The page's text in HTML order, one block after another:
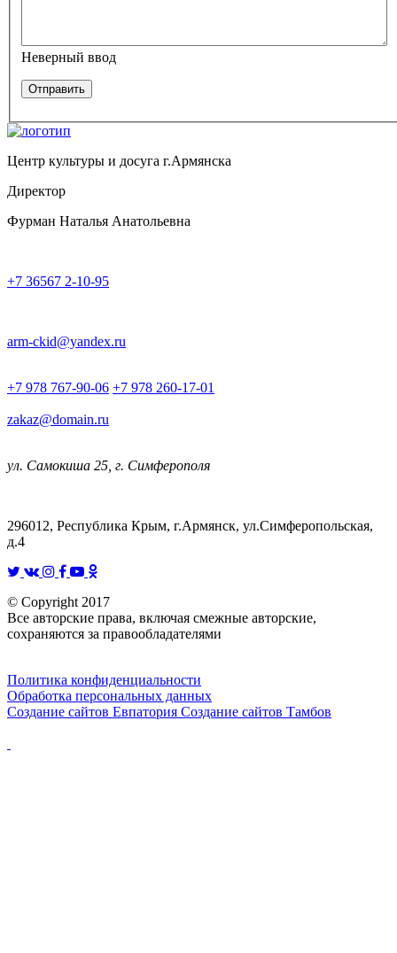
Неверный ввод
Центр культуры и досуга г.Армянска
Директор
Фурман Наталья Анатольевна
+7 36567 2-10-95
arm-ckid@yandex.ru
+7 978 767-90-06 +7 978 260-17-01
zakaz@domain.ru
ул. Самокиша 25, г. Симферополя
296012, Республика Крым, г.Армянск, ул.Симферопольская,
д.4
© Copyright 2017
Все авторские права, включая смежные авторские,
сохраняются за правообладателями
Политика конфиденциальности
Обработка персональных данных
Создание сайтов Евпатория Создание сайтов Тамбов